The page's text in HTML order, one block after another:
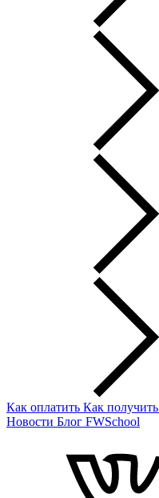
Как оплатить Как получить
Новости Блог FWSchool